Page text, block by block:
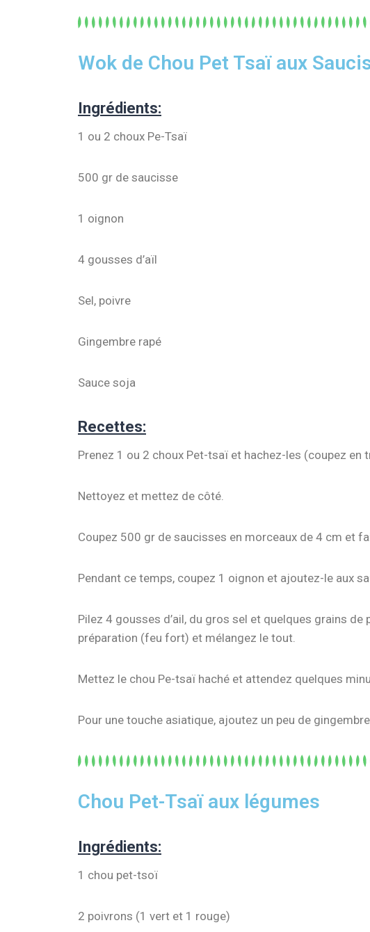
Wok de Chou Pet Tsaï aux
Ingrédients:
1 ou 2 choux Pe-Tsaï
500 gr de saucisse
1 oignon
4 gousses d’aïl
Sel, poivre
Gingembre rapé
Sauce soja
Recettes:
Prenez 1 ou 2 choux Pet-tsaï et hachez-les (coupez en
Nettoyez et mettez de côté.
Coupez 500 gr de saucisses en morceaux de 4 cm et
Pendant ce temps, coupez 1 oignon et ajoutez-le aux
Pilez 4 gousses d’ail, du gros sel et quelques grains de
préparation (feu fort) et mélangez le tout.
Mettez le chou Pe-tsaï haché et attendez quelques
Pour une touche asiatique, ajoutez un peu de
Chou Pet-Tsaï aux légumes
Ingrédients:
1 chou pet-tsoï
2 poivrons (1 vert et 1 rouge)